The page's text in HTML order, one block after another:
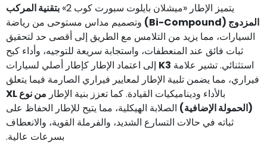
يتميز الإطار «ميشلان بايلوت سبورت كوب 2»
بتقنية المركب
المزدوج (Bi-Compound)
وتصميم مداس مستوحى من رياضة
السيارات، مما يزيد من التلامس مع الطريق إلى أقصى حد لتحقيق
ثبات فائق عند المنعطفات، واستجابة سريعة للتوجيه، وأداء كبح
استثنائي. تشير علامة K3 إلى اعتماد الإطار كإطار أصلي لسيارات
فيراري، مما يضمن تلبية الإطار لمعايير فيراري الصارمة فيما يتعلق
بالأداء وديناميكيات القيادة. كما تعزز بنية الإطار
من نوع XL
(الحمولة الإضافية) الصلابة الهيكلية، مما يتيح للإطار الحفاظ على
ثباته في حالات التسارع الشديد، والفرملة القوية، والانعطاف
بسرعات عالية.